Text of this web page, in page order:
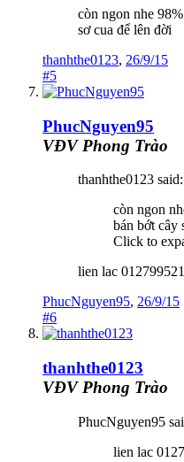
còn ngon nhe
sơ cua để lên đời
thanhthe0123, 26/9/15
#5
PhucNguyen95
VĐV Phong Trào
thanhthe0123 said:
còn ngon
bán bớt cây
Click to
lien lac
PhucNguyen95, 26/9/15
#6
thanhthe0123
VĐV Phong Trào
PhucNguyen95
lien lac